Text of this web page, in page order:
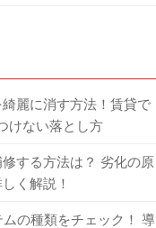
麗に消す方法！賃貸で
けない落とし方
する方法は？ 劣化の原
く解説！
の種類をチェック！ 導